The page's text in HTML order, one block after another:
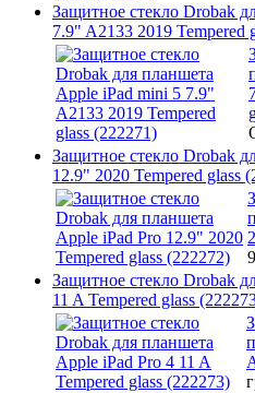
Защитное стекло Drobak
7.9" A2133 2019 Tempered
Защитное стекло Drobak
12.9" 2020 Tempered glass
Защитное стекло Drobak
11 A Tempered glass